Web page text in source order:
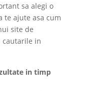
sa alegi o
te ajute asa cum
site de
cautarile in
in timp